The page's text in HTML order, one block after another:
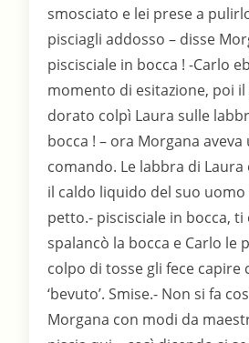
smosciato e lei prese a
pisciagli addosso – disse
piscisciale in bocca ! -Carlo
momento di esitazione, poi
dorato colpì Laura sulle
bocca ! – ora Morgana
comando. Le labbra di
il caldo liquido del suo uomo
petto.- piscisciale in bocca, ti
spalancò la bocca e Carlo le
colpo di tosse gli fece capire
‘bevuto’. Smise.- Non si fa
Morgana con modi da